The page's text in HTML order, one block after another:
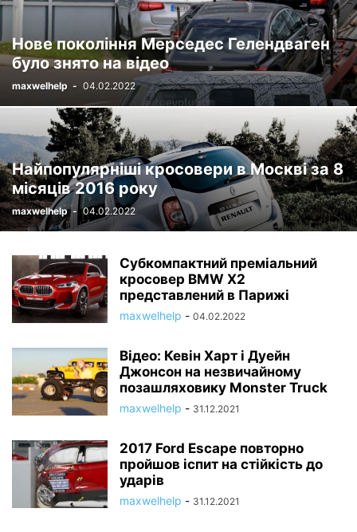
Нове покоління Мерседес Гелендваген
було знято на відео
maxwelhelp - 04.02.2022
Найпопулярніші кросовери в Москві за 8
місяців 2016 року
maxwelhelp - 04.02.2022
Субкомпактний преміальний
кросовер BMW X2
представлений в Парижі
maxwelhelp - 04.02.2022
Відео: Кевін Харт і Дуейн
Джонсон на незвичайному
позашляховику Monster Truck
maxwelhelp - 31.12.2021
2017 Ford Escape повторно
пройшов іспит на стійкість до
ударів
maxwelhelp - 31.12.2021